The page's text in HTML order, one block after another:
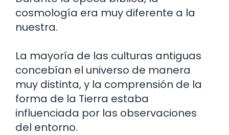
cosmología era muy diferente a la
nuestra.
La mayoría de las culturas antiguas
concebían el universo de manera
muy distinta, y la comprensión de la
forma de la Tierra estaba
influenciada por las observaciones
del entorno.